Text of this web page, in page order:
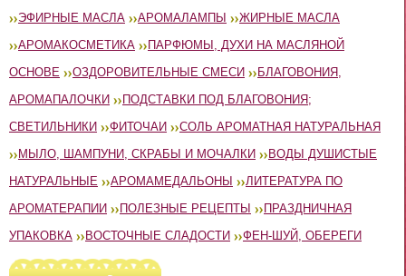
ЭФИРНЫЕ МАСЛА АРОМАЛАМПЫ
ЖИРНЫЕ МАСЛА
АРОМАКОСМЕТИКА
ПАРФЮМЫ, ДУХИ НА МАСЛЯНОЙ
ОСНОВЕ
ОЗДОРОВИТЕЛЬНЫЕ СМЕСИ
БЛАГОВОНИЯ,
АРОМАПАЛОЧКИ
ПОДСТАВКИ ПОД БЛАГОВОНИЯ;
СВЕТИЛЬНИКИ
ФИТОЧАИ
СОЛЬ АРОМАТНАЯ НАТУРАЛЬНАЯ
МЫЛО, ШАМПУНИ, СКРАБЫ И МОЧАЛКИ
ВОДЫ ДУШИСТЫЕ
НАТУРАЛЬНЫЕ
АРОМАМЕДАЛЬОНЫ
ЛИТЕРАТУРА ПО
АРОМАТЕРАПИИ
ПОЛЕЗНЫЕ РЕЦЕПТЫ
ПРАЗДНИЧНАЯ
УПАКОВКА
ВОСТОЧНЫЕ СЛАДОСТИ ФЕН-ШУЙ, ОБЕРЕГИ